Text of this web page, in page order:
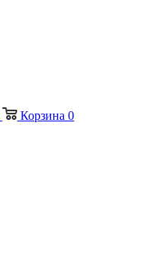
Корзина 0